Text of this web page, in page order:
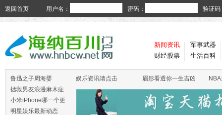
返回首页 用户名： 密码： 验证码
新闻资讯
财经股票
军事武器
生活百科
鲁迅之子周海婴
拯救男友浪漫麻木症
小米iPhone哪一个更
火
明星娱乐最新动态
娱乐资讯请点击 眉形看透你一生吉凶